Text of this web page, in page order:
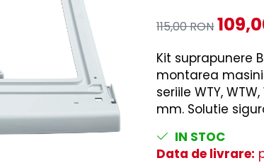
115,00 RON
Kit suprapunere
montarea
seriile WTY,
mm. Solutie
IN STOC
Data de livrare: